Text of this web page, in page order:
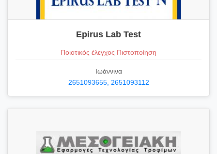
Epirus Lab Test
Ποιοτικός έλεγχος Πιστοποίηση
Ιωάννινα
2651093655, 2651093112